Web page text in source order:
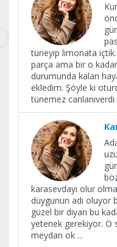
tüneyip limonata
parça ama bir o
durumunda kalan
ekledim. Şöyle ki
tünemez canlanıverdi
karasevdayı olur
duygunun adı oluyor
güzel bir diyarı bu
yetenek gerekiyor. O
meydan ok ...